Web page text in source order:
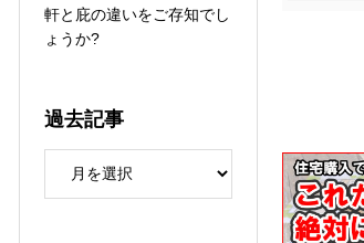
軒と庇の違いをご存知でし
ょうか?
過去記事